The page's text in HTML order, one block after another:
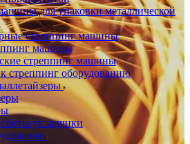
для упаковки металлической
стреппинг машины
машины
стреппинг машины
стреппинг оборудованию
укладчики